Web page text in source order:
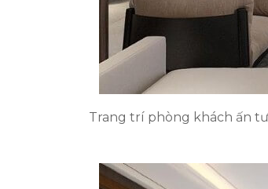
Trang trí phòng khách ấn